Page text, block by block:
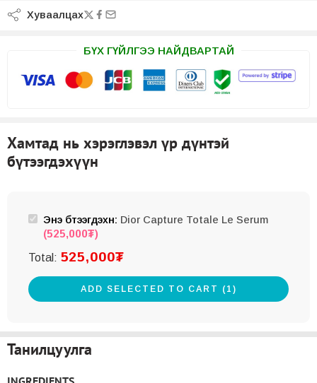
Хуваалцах
БҮХ ГҮЙЛГЭЭ НАЙДВАРТАЙ
Хамтад нь хэрэглэвэл үр дүнтэй
бүтээгдэхүүн
Энэ бүтээгдэхүүн: Dior Capture Totale Le Serum
(525,000₮)
Total: 525,000₮
ADD SELECTED TO CART (1)
Танилцуулга